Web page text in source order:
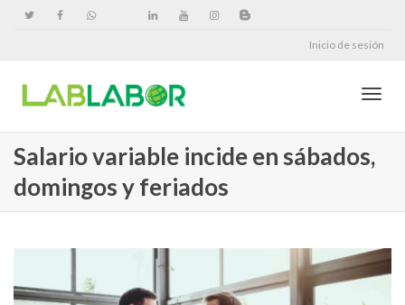
Inicio de sesión
Salario variable incide en sábados,
domingos y feriados